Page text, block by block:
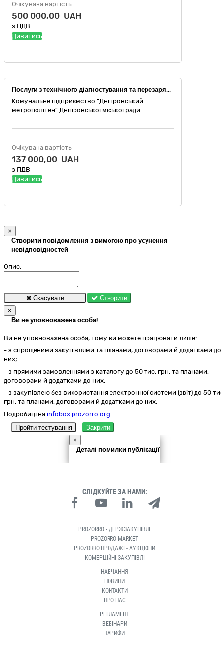
Очікувана вартість
500 000,00 UAH
з ПДВ
Дивитись
Послуги з технічного діагностування та перезарядки вогнегасників
Комунальне підприємство "Дніпровський
метрополітен" Дніпровської міської ради
Очікувана вартість
137 000,00 UAH
з ПДВ
Дивитись
×
Створити повідомлення з вимогою про усунення
невідповідностей
Опис:
Скасувати
Створити
×
Ви не уповноважена особа!
Ви не уповноважена особа, тому ви можете працювати лише:
- з спрощеними закупівлями та планами, договорами й додатками до
них;
- з прямими замовленнями з каталогу до 50 тис. грн. та планами,
договорами й додатками до них;
- з закупівлею без використання електронної системи (звіт) до 50
грн. та планами, договорами й додатками до них.
Подробиці на infobox.prozorro.org
Пройти тестування
Закрити
×
Деталі помилки публікації
СЛІДКУЙТЕ ЗА НАМИ:
PROZORRO - ДЕРЖЗАКУПІВЛІ
PROZORRO MARKET
PROZORRO.ПРОДАЖІ - АУКЦІОНИ
КОМЕРЦІЙНІ ЗАКУПІВЛІ
НАВЧАННЯ
НОВИНИ
КОНТАКТИ
ПРО НАС
РЕГЛАМЕНТ
ВЕБІНАРИ
ТАРИФИ